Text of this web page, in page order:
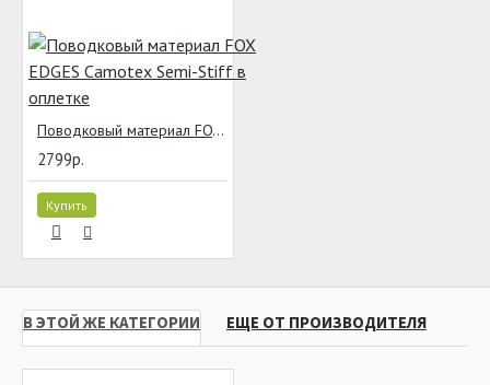
Поводковый материал FOX EDGES Camotex Semi-Stiff в оплетке
2799р.
Купить
В ЭТОЙ ЖЕ КАТЕГОРИИ ЕЩЕ ОТ ПРОИЗВОДИТЕЛЯ